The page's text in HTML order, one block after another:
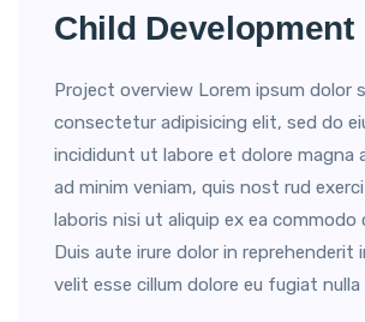
Child Development
Project overview Lorem ipsum dolor
consectetur adipisicing elit, sed do
incididunt ut labore et dolore magna
ad minim veniam, quis nost rud
laboris nisi ut aliquip ex ea commodo
Duis aute irure dolor in reprehenderit
velit esse cillum dolore eu fugiat nulla